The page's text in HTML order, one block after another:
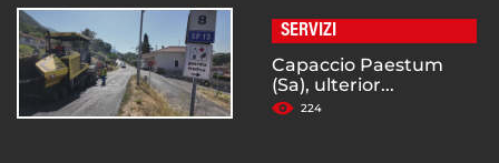
SERVIZI
Capaccio Paestum
(Sa), ulterior...
224